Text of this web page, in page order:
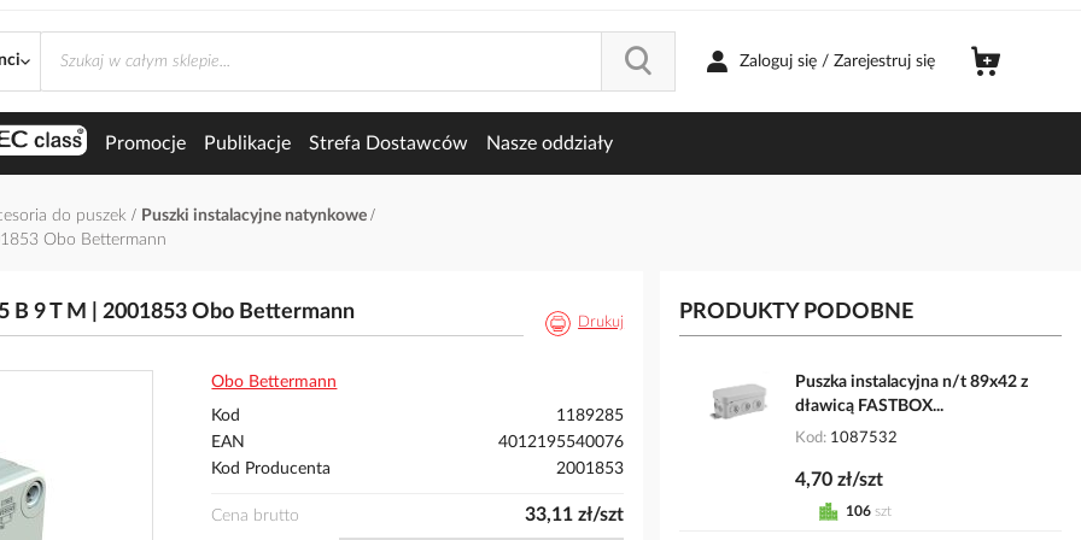
Zaloguj się / Zarejestruj się
Promocje Publikacje Strefa Dostawców Nasze oddziały
do puszek
Puszki instalacyjne natynkowe
Obo Bettermann
B 9 T M | 2001853 Obo Bettermann Drukuj
Obo Bettermann
Kod
1189285
EAN
4012195540076
Kod Producenta
2001853
Cena brutto 33,11 zł/szt
PRODUKTY PODOBNE
Puszka instalacyjna n/t 89x42 z
dławicą FASTBOX...
Kod 1087532
4,70 zł/szt
106 szt